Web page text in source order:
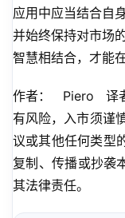
应用中应当结合自
并始终保持对市场
智慧相结合，才能
作者：   Piero
有风险，入市须谨
议或其他任何类型
复制、传播或抄袭
其法律责任。